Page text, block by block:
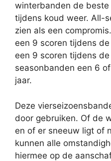
winterbanden de
tijdens koud weer. All-
zien als een
een 9 scoren tijdens
een 9 scoren tijdens
seasonbanden een 6
jaar.
Deze
door gebruiken. Of de
en of er sneeuw ligt of
kunnen alle
hiermee op de